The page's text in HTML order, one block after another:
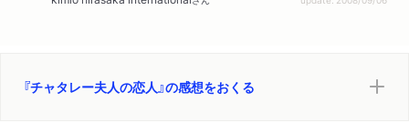
『チャタレー夫人の恋人』の感想をおくる